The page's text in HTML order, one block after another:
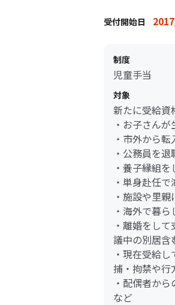
受付開始日
制度
児童手当
対象
新たに受給資
・お子さん
・市外から転
・公務員を退
・養子縁組
・単身赴任
・施設や里
・海外で暮
・離婚をし
議中の別居含
・現在受給
捕・拘禁や行
・配偶者か
など